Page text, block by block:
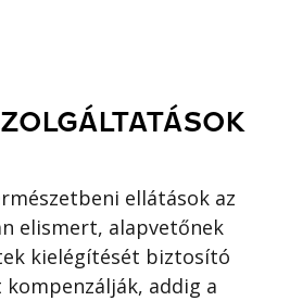
ellátások az
elismert, alapvetőnek
kielégítését biztosító
addig a